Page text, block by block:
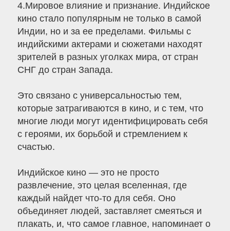
4.Мировое влияние и признание. Индийское
кино стало популярным не только в самой
Индии, но и за ее пределами. Фильмы с
индийскими актерами и сюжетами находят
зрителей в разных уголках мира, от стран
СНГ до стран Запада.
Это связано с универсальностью тем,
которые затрагиваются в кино, и с тем, что
многие люди могут идентифицировать себя
с героями, их борьбой и стремлением к
счастью.
Индийское кино — это не просто
развлечение, это целая вселенная, где
каждый найдет что-то для себя. Оно
объединяет людей, заставляет смеяться и
плакать, и, что самое главное, напоминает о